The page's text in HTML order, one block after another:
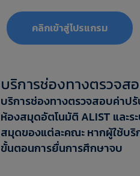
‎‎คลิกเข้าสู่โปรแกรม
บริการช่องทางตรวจส
บริการช่องทางตรวจสอบค่าป
ห้องสมุดอัตโนมัติ ALIST และ
สมุดของแต่ละคณะ หากผู้ใช้บ
ขั้นตอนการยื่นการศึกษาจบ